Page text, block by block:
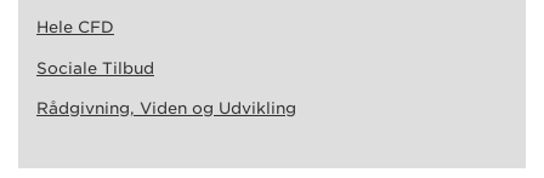
Hele CFD
Sociale Tilbud
Rådgivning, Viden og Udvikling